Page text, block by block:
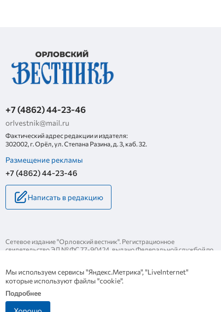
+7 (4862) 44-23-46
orlvestnik@mail.ru
Фактический адрес редакции и издателя:
302002, г. Орёл, ул. Степана Разина, д. 3, каб. 32.
Размещение рекламы
+7 (4862) 44-23-46
Написать в редакцию
Сетевое издание "Орловский вестник". Регистрационное
свидетельство ЭЛ № ФС 77-90424, выдано Федеральной службой по
Политика конфиденциальности
Мы используем сервисы "Яндекс.Метрика", "LiveInternet"
которые используют файлы "cookie".
Подробнее